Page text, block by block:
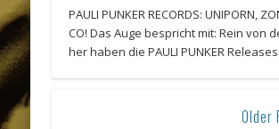
PAULI PUNKER RECORDS: UNIPORN,
CO! Das Auge bespricht mit: Rein von
her haben die PAULI PUNKER